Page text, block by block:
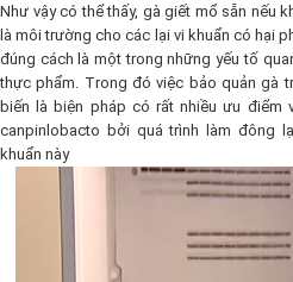
Như vậy có thể thấy, gà giết mổ sẵn nếu
là môi trường cho các lại vi khuẩn có hại
đúng cách là một trong những yếu tố
thực phẩm. Trong đó việc bảo quản gà
biến là biện pháp có rất nhiều ưu điểm
canpinlobacto bởi quá trình làm đông
khuẩn này